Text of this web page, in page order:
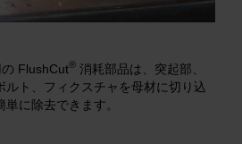
FlushCut® 消耗部品は、突起部、
ルト、フィクスチャを母材に切り込
に除去できます。